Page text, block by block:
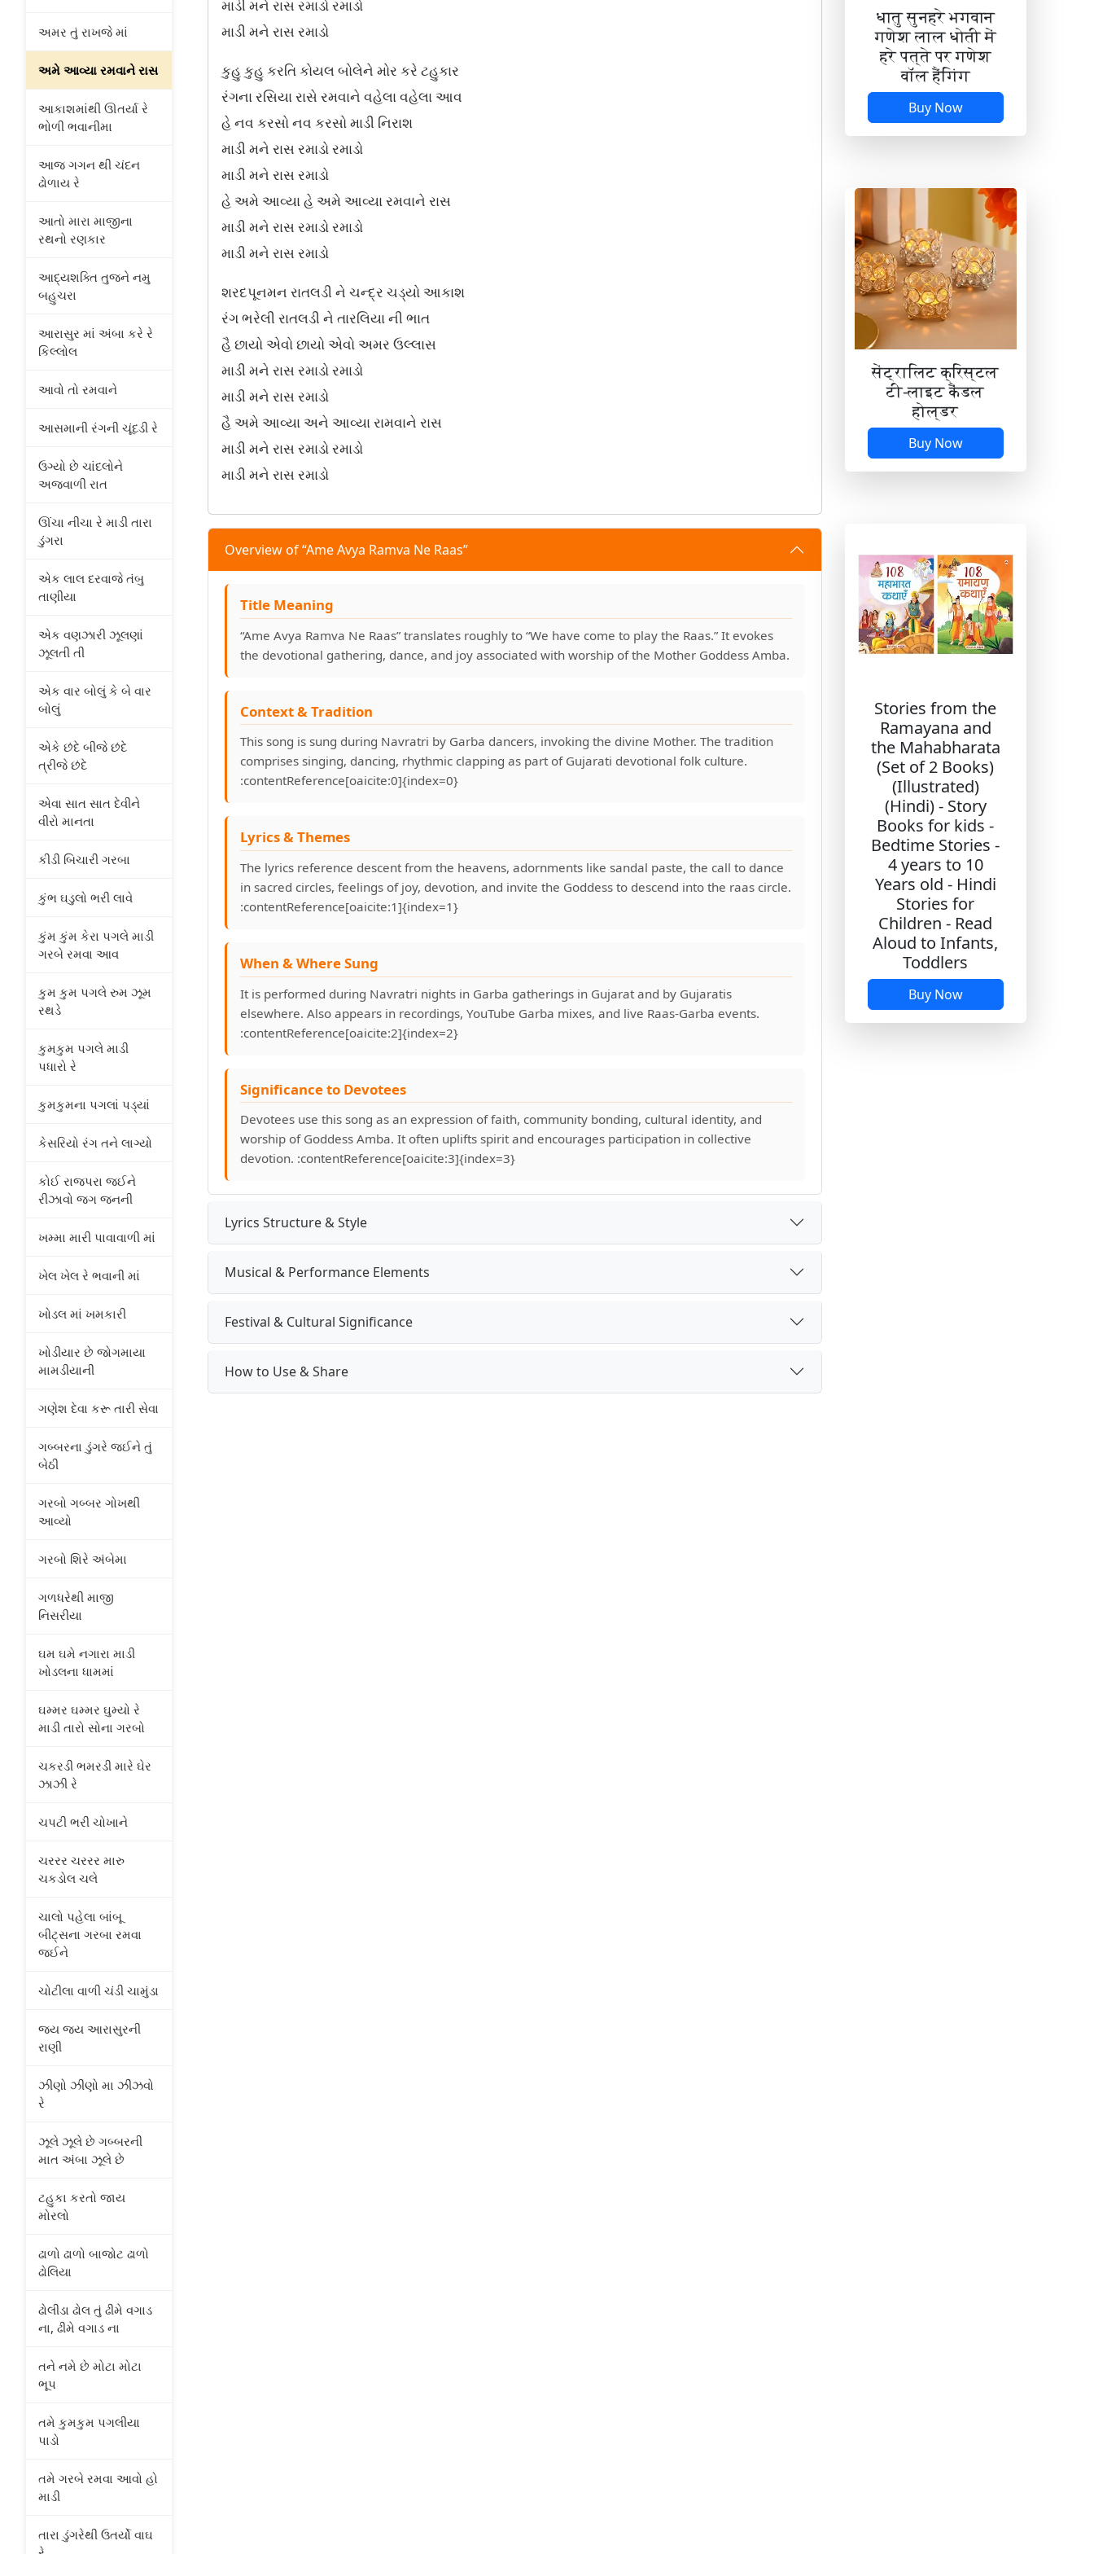
અમર તું રાખજે માં
અમે આવ્યા રમવાને રાસ
આકાશમાંથી ઊતર્યા રે
ભોળી ભવાનીમા
આજ ગગન થી ચંદન
ઢોળાય રે
આતો મારા માજીના
રથનો રણકાર
આદ્યશક્તિ તુજને નમુ
બહુચરા
આરાસુર માં અંબા કરે રે
કિલ્લોલ
આવો તો રમવાને
આસમાની રંગની ચૂંદડી રે
ઉગ્યો છે ચાંદલોને
અજવાળી રાત
ઊંચા નીચા રે માડી તારા
ડુંગરા
એક લાલ દરવાજે તંબુ
તાણીયા
એક વણઝારી ઝૂલણાં
ઝૂલતી તી
એક વાર બોલું કે બે વાર
બોલું
એકે છંદે બીજે છંદે
ત્રીજે છંદે
એવા સાત સાત દેવીને
વીરો માનતા
કીડી બિચારી ગરબા
કુંભ ઘડુલો ભરી લાવે
કુંમ કુંમ કેરા પગલે માડી
ગરબે રમવા આવ
કુમ કુમ પગલે રુમ ઝૂમ
રથડે
કુમકુમ પગલે માડી
પધારો રે
કુમકુમના પગલાં પડ્યાં
કેસરિયો રંગ તને લાગ્યો
કોઈ રાજપરા જઈને
રીઝાવો જગ જનની
ખમ્મા મારી પાવાવાળી માં
ખેલ ખેલ રે ભવાની માં
ખોડલ માં ખમકારી
ખોડીયાર છે જોગમાયા
મામડીયાની
ગણેશ દેવા કરૂ તારી સેવા
ગબ્બરના ડુંગરે જઈને તું
બેઠી
ગરબો ગબ્બર ગોખથી
આવ્યો
ગરબો શિરે અંબેમા
ગળધરેથી માજી
નિસરીયા
ઘમ ઘમે નગારા માડી
ખોડલના ધામમાં
ઘમ્મર ઘમ્મર ઘુમ્યો રે
માડી તારો સોના ગરબો
ચકરડી ભમરડી મારે ઘેર
ઝાઝી રે
ચપટી ભરી ચોખાને
ચરરર ચરરર મારુ
ચકડોલ ચલે
ચાલો પહેલા બાંબૂ
બીટ્સના ગરબા રમવા
જઈને
ચોટીલા વાળી ચંડી ચામુંડા
જય જય આરાસુરની
રાણી
ઝીણો ઝીણો મા ઝીંઝવો
રે
ઝૂલે ઝૂલે છે ગબ્બરની
માત અંબા ઝૂલે છે
ટહુકા કરતો જાય
મોરલો
ઢાળો ઢાળો બાજોટ ઢાળો
ઢોલિયા
ઢોલીડા ઢોલ તું ઢીમે વગાડ
ના, ઢીમે વગાડ ના
તને નમે છે મોટા મોટા
ભૂપ
તમે કુમકુમ પગલીયા
પાડો
તમે ગરબે રમવા આવો હો
માડી
તારા ડુંગરેથી ઉતર્યો વાઘ
માડી મને રાસ રમાડો રમાડો
માડી મને રાસ રમાડો
કુહુ કુહુ કરતિ કોયલ બોલેને મોર કરે ટહુકાર
રંગના રસિયા રાસે રમવાને વહેલા વહેલા આવ
હે નવ કરસો નવ કરસો માડી નિરાશ
માડી મને રાસ રમાડો રમાડો
માડી મને રાસ રમાડો
હે અમે આવ્યા હે અમે આવ્યા રમવાને રાસ
માડી મને રાસ રમાડો રમાડો
માડી મને રાસ રમાડો
શરદપૂનમન રાતલડી ને ચન્દ્ર ચડ્યો આકાશ
રંગ ભરેલી રાતલડી ને તારલિયા ની ભાત
હૈ છાયો એવો છાયો એવો અમર ઉલ્લાસ
માડી મને રાસ રમાડો રમાડો
માડી મને રાસ રમાડો
હૈ અમે આવ્યા અને આવ્યા રામવાને રાસ
માડી મને રાસ રમાડો રમાડો
માડી મને રાસ રમાડો
Overview of “Ame Avya Ramva Ne Raas”
Title Meaning
“Ame Avya Ramva Ne Raas” translates roughly to “We have come to play the Raas.” It evokes
the devotional gathering, dance, and joy associated with worship of the Mother Goddess Amba.
Context & Tradition
This song is sung during Navratri by Garba dancers, invoking the divine Mother. The tradition
comprises singing, dancing, rhythmic clapping as part of Gujarati devotional folk culture.
:contentReference[oaicite:0]{index=0}
Lyrics & Themes
The lyrics reference descent from the heavens, adornments like sandal paste, the call to dance
in sacred circles, feelings of joy, devotion, and invite the Goddess to descend into the raas circle.
:contentReference[oaicite:1]{index=1}
When & Where Sung
It is performed during Navratri nights in Garba gatherings in Gujarat and by Gujaratis
elsewhere. Also appears in recordings, YouTube Garba mixes, and live Raas-Garba events.
:contentReference[oaicite:2]{index=2}
Significance to Devotees
Devotees use this song as an expression of faith, community bonding, cultural identity, and
worship of Goddess Amba. It often uplifts spirit and encourages participation in collective
devotion. :contentReference[oaicite:3]{index=3}
Lyrics Structure & Style
Musical & Performance Elements
Festival & Cultural Significance
How to Use & Share
धातु सुनहरे भगवान
गणेश लाल धोती में
हरे पत्ते पर गणेश
वॉल हैंगिंग
Buy Now
सेंट्रालिट क्रिस्टल
टी-लाइट कैंडल
होल्डर
Buy Now
Stories from the
Ramayana and
the Mahabharata
(Set of 2 Books)
(Illustrated)
(Hindi) - Story
Books for kids -
Bedtime Stories -
4 years to 10
Years old - Hindi
Stories for
Children - Read
Aloud to Infants,
Toddlers
Buy Now